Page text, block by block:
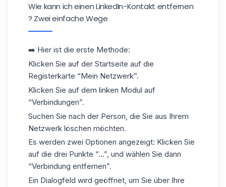
Wie kann ich einen LinkedIn-Kontakt entfernen
? Zwei einfache Wege
➡️ Hier ist die erste Methode:
Klicken Sie auf der Startseite auf die
Registerkarte “Mein Netzwerk”.
Klicken Sie auf dem linken Modul auf
“Verbindungen”.
Suchen Sie nach der Person, die Sie aus Ihrem
Netzwerk löschen möchten.
Es werden zwei Optionen angezeigt: Klicken Sie
auf die drei Punkte “...”, und wählen Sie dann
“Verbindung entfernen”.
Ein Dialogfeld wird geöffnet, um Sie über Ihre